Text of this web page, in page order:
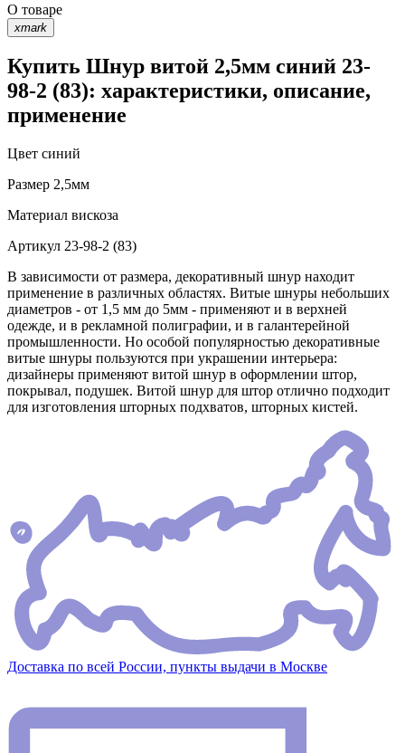
О товаре
xmark
Купить Шнур витой 2,5мм синий 23-
98-2 (83): характеристики, описание,
применение
Цвет синий
Размер 2,5мм
Материал вискоза
Артикул 23-98-2 (83)
В зависимости от размера, декоративный шнур находит
применение в различных областях. Витые шнуры небольших
диаметров - от 1,5 мм до 5мм - применяют и в верхней
одежде, и в рекламной полиграфии, и в галантерейной
промышленности. Но особой популярностью декоративные
витые шнуры пользуются при украшении интерьера:
дизайнеры применяют витой шнур в оформлении штор,
покрывал, подушек. Витой шнур для штор отлично подходит
для изготовления шторных подхватов, шторных кистей.
Доставка по всей России, пункты выдачи в Москве